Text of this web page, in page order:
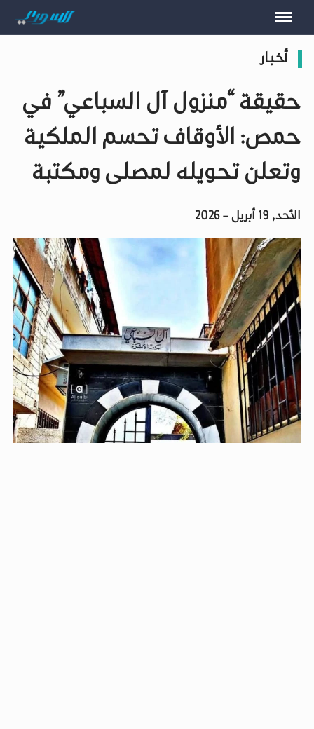
أخبار
حقيقة “منزول آل السباعي” في
حمص: الأوقاف تحسم الملكية
وتعلن تحويله لمصلى ومكتبة
الأحد, 19 أبريل - 2026